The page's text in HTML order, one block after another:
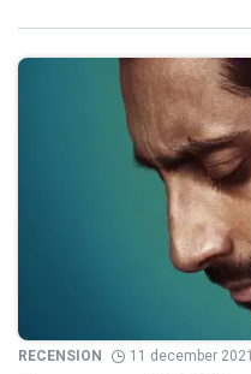
RECENSION 11 december 2021